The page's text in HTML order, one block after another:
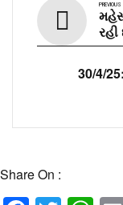
PREVIOUS
30/4/
Share On :